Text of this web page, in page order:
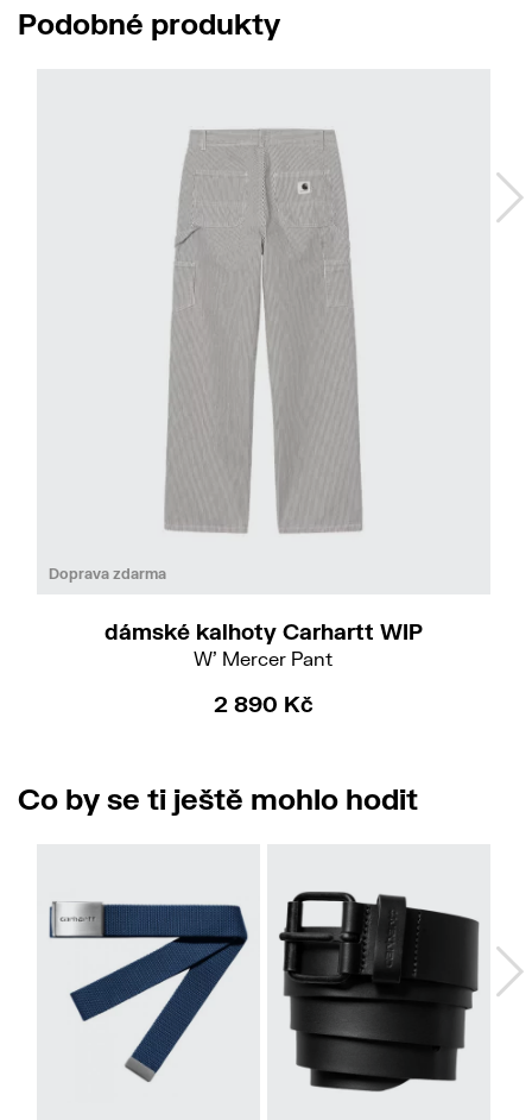
Podobné produkty
Doprava zdarma
dámské kalhoty Carhartt WIP
W' Mercer Pant
2 890 Kč
Co by se ti ještě mohlo hodit